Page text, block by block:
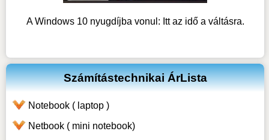
A Windows 10 nyugdíjba vonul: Itt az idő a váltásra.
Számítástechnikai ÁrLista
Notebook ( laptop )
Netbook ( mini notebook)